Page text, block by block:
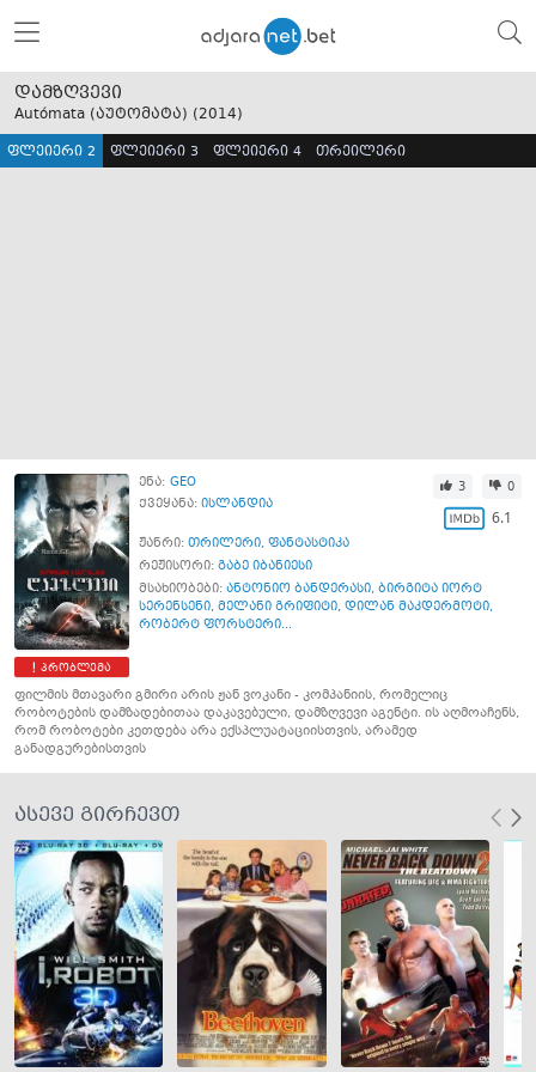
დამზღვევი
Autómata (აუტომატა) (2014)
ფლეიერი 2 ფლეიერი 3 ფლეიერი 4 თრეილერი
პრობლემა
ენა: GEO
ქვეყანა: ისლანდია
3 0
6.1
ჟანრი: თრილერი, ფანტასტიკა
რეჟისორი: გაბე იბანიესი
მსახიობები: ანტონიო ბანდერასი, ბირგიტა იორტ
სერენსენი, მელანი გრიფიტი, დილან მაკდერმოტი,
რობერტ ფორსტერი...
ფილმის მთავარი გმირი არის ჟან ვოკანი - კომპანიის, რომელიც
რობოტების დამზადებითაა დაკავებული, დამზღვევი აგენტი. ის აღმოაჩენს,
რომ რობოტები კეთდება არა ექსპლუატაციისთვის, არამედ
განადგურებისთვის
ასევე გირჩევთ